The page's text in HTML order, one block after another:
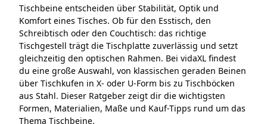
Tischbeine entscheiden über Stabilität, Optik und
Komfort eines Tisches. Ob für den Esstisch, den
Schreibtisch oder den Couchtisch: das richtige
Tischgestell trägt die Tischplatte zuverlässig und setzt
gleichzeitig den optischen Rahmen. Bei vidaXL findest
du eine große Auswahl, von klassischen geraden Beinen
über Tischkufen in X- oder U-Form bis zu Tischböcken
aus Stahl. Dieser Ratgeber zeigt dir die wichtigsten
Formen, Materialien, Maße und Kauf-Tipps rund um das
Thema Tischbeine.